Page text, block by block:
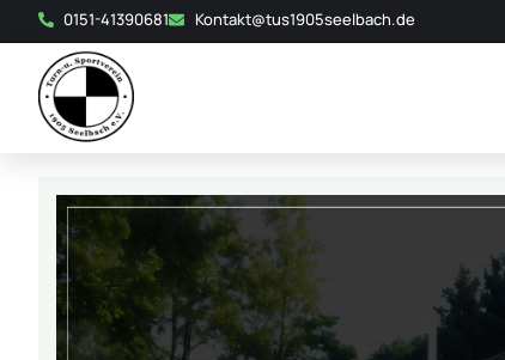
0151-41390681 Kontakt@tus1905seelbach.de